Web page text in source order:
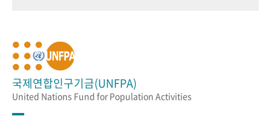
국제연합인구기금(UNFPA)
United Nations Fund for Population Activities